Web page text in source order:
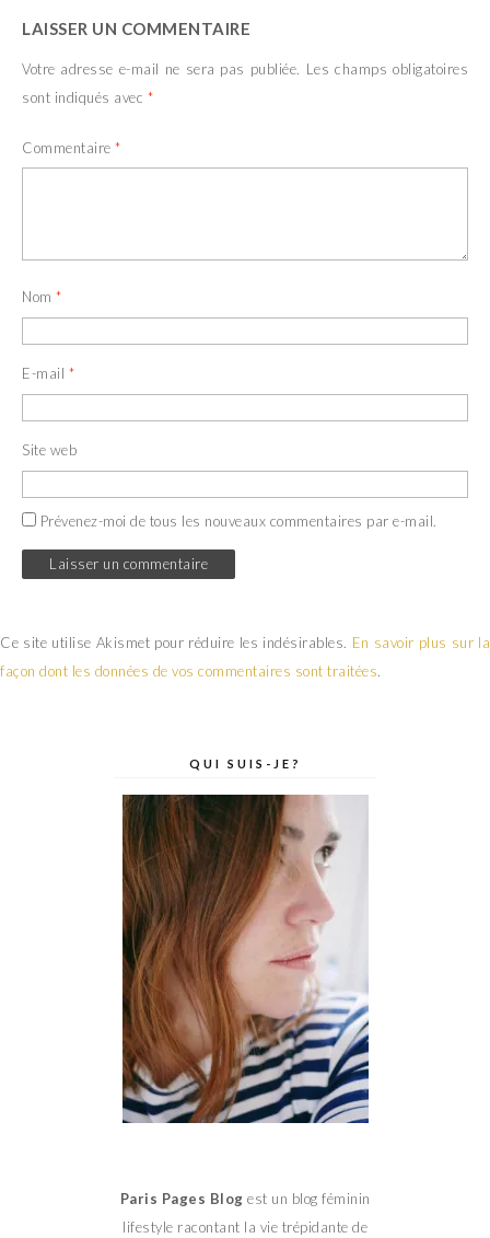
LAISSER UN COMMENTAIRE
Votre adresse e-mail ne sera pas publiée. Les champs obligatoires
sont indiqués avec *
Commentaire *
Nom *
E-mail *
Site web
Prévenez-moi de tous les nouveaux commentaires par e-mail.
Ce site utilise Akismet pour réduire les indésirables. En savoir plus sur la
façon dont les données de vos commentaires sont traitées.
QUI SUIS-JE?
Paris Pages Blog est un blog féminin
lifestyle racontant la vie trépidante de